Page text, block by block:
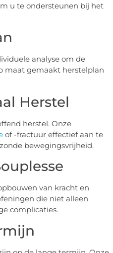
u te ondersteunen bij het
analyse om de
maat gemaakt herstelplan
Herstel
herstel. Onze
of -fractuur effectief aan te
bewegingsvrijheid.
van kracht en
die niet alleen
complicaties.